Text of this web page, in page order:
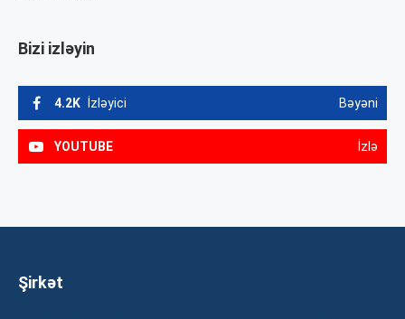
Bizi izləyin
4.2K İzləyici Bəyəni
YOUTUBE İzlə
Şirkət